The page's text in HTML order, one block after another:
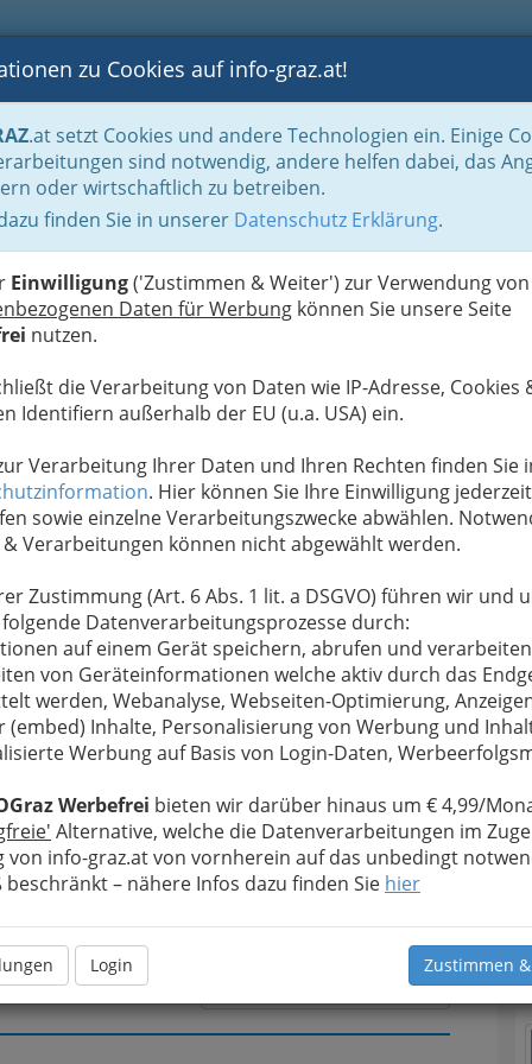
BLOGS FOTOS GASTRONOMIE BRANCHEN
zu Cookies auf info-graz.at!
.at setzt Cookies und andere Technologien ein. Einige
sind notwendig, andere helfen dabei, das
oder wirtschaftlich zu betreiben.
finden Sie in unserer Datenschutz Erklärung.
Einwilligung('Zustimmen & Weiter') zur Verwendung von
Daten für Werbung können Sie unsere Seite
nutzen.
die Verarbeitung von Daten wie IP-Adresse, Cookies
Identifiern außerhalb der EU (u.a. USA) ein.
Verarbeitung Ihrer Daten und Ihren Rechten finden Sie
. Hier können Sie Ihre Einwilligung jederzeit
sowie einzelne Verarbeitungszwecke abwählen.
& Verarbeitungen können nicht abgewählt werden.
Zustimmung (Art. 6 Abs. 1 lit. a DSGVO) führen wir und
Datenverarbeitungsprozesse durch:
auf einem Gerät speichern, abrufen und
von Geräteinformationen welche aktiv durch das
werden, Webanalyse, Webseiten-Optimierung,
(embed) Inhalte, Personalisierung von Werbung und
Werbung auf Basis von Login-Daten,
Werbefrei bieten wir darüber hinaus um € 4,99/
Alternative, welche die Datenverarbeitungen im
von info-graz.at von vornherein auf das unbedingt
beschränkt – nähere Infos dazu finden Sie hier
Login Zustimmen
und Consulting Fachgruppe Unterneh-mensberatung und
bewahren, verwenden wir an dieser Stelle zur
Ihre Nachricht wird nach dem Absenden
Büssenschütt weitergeleitet.
Meine Nachricht
Meine Nachricht senden